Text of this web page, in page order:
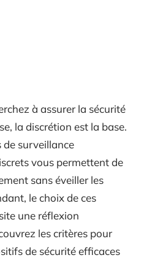
à assurer la sécurité
la discrétion est la base.
de surveillance
vous permettent de
sans éveiller les
le choix de ces
une réflexion
les critères pour
de sécurité efficaces